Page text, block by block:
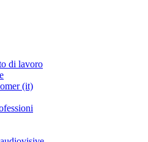
di lavoro
(it)